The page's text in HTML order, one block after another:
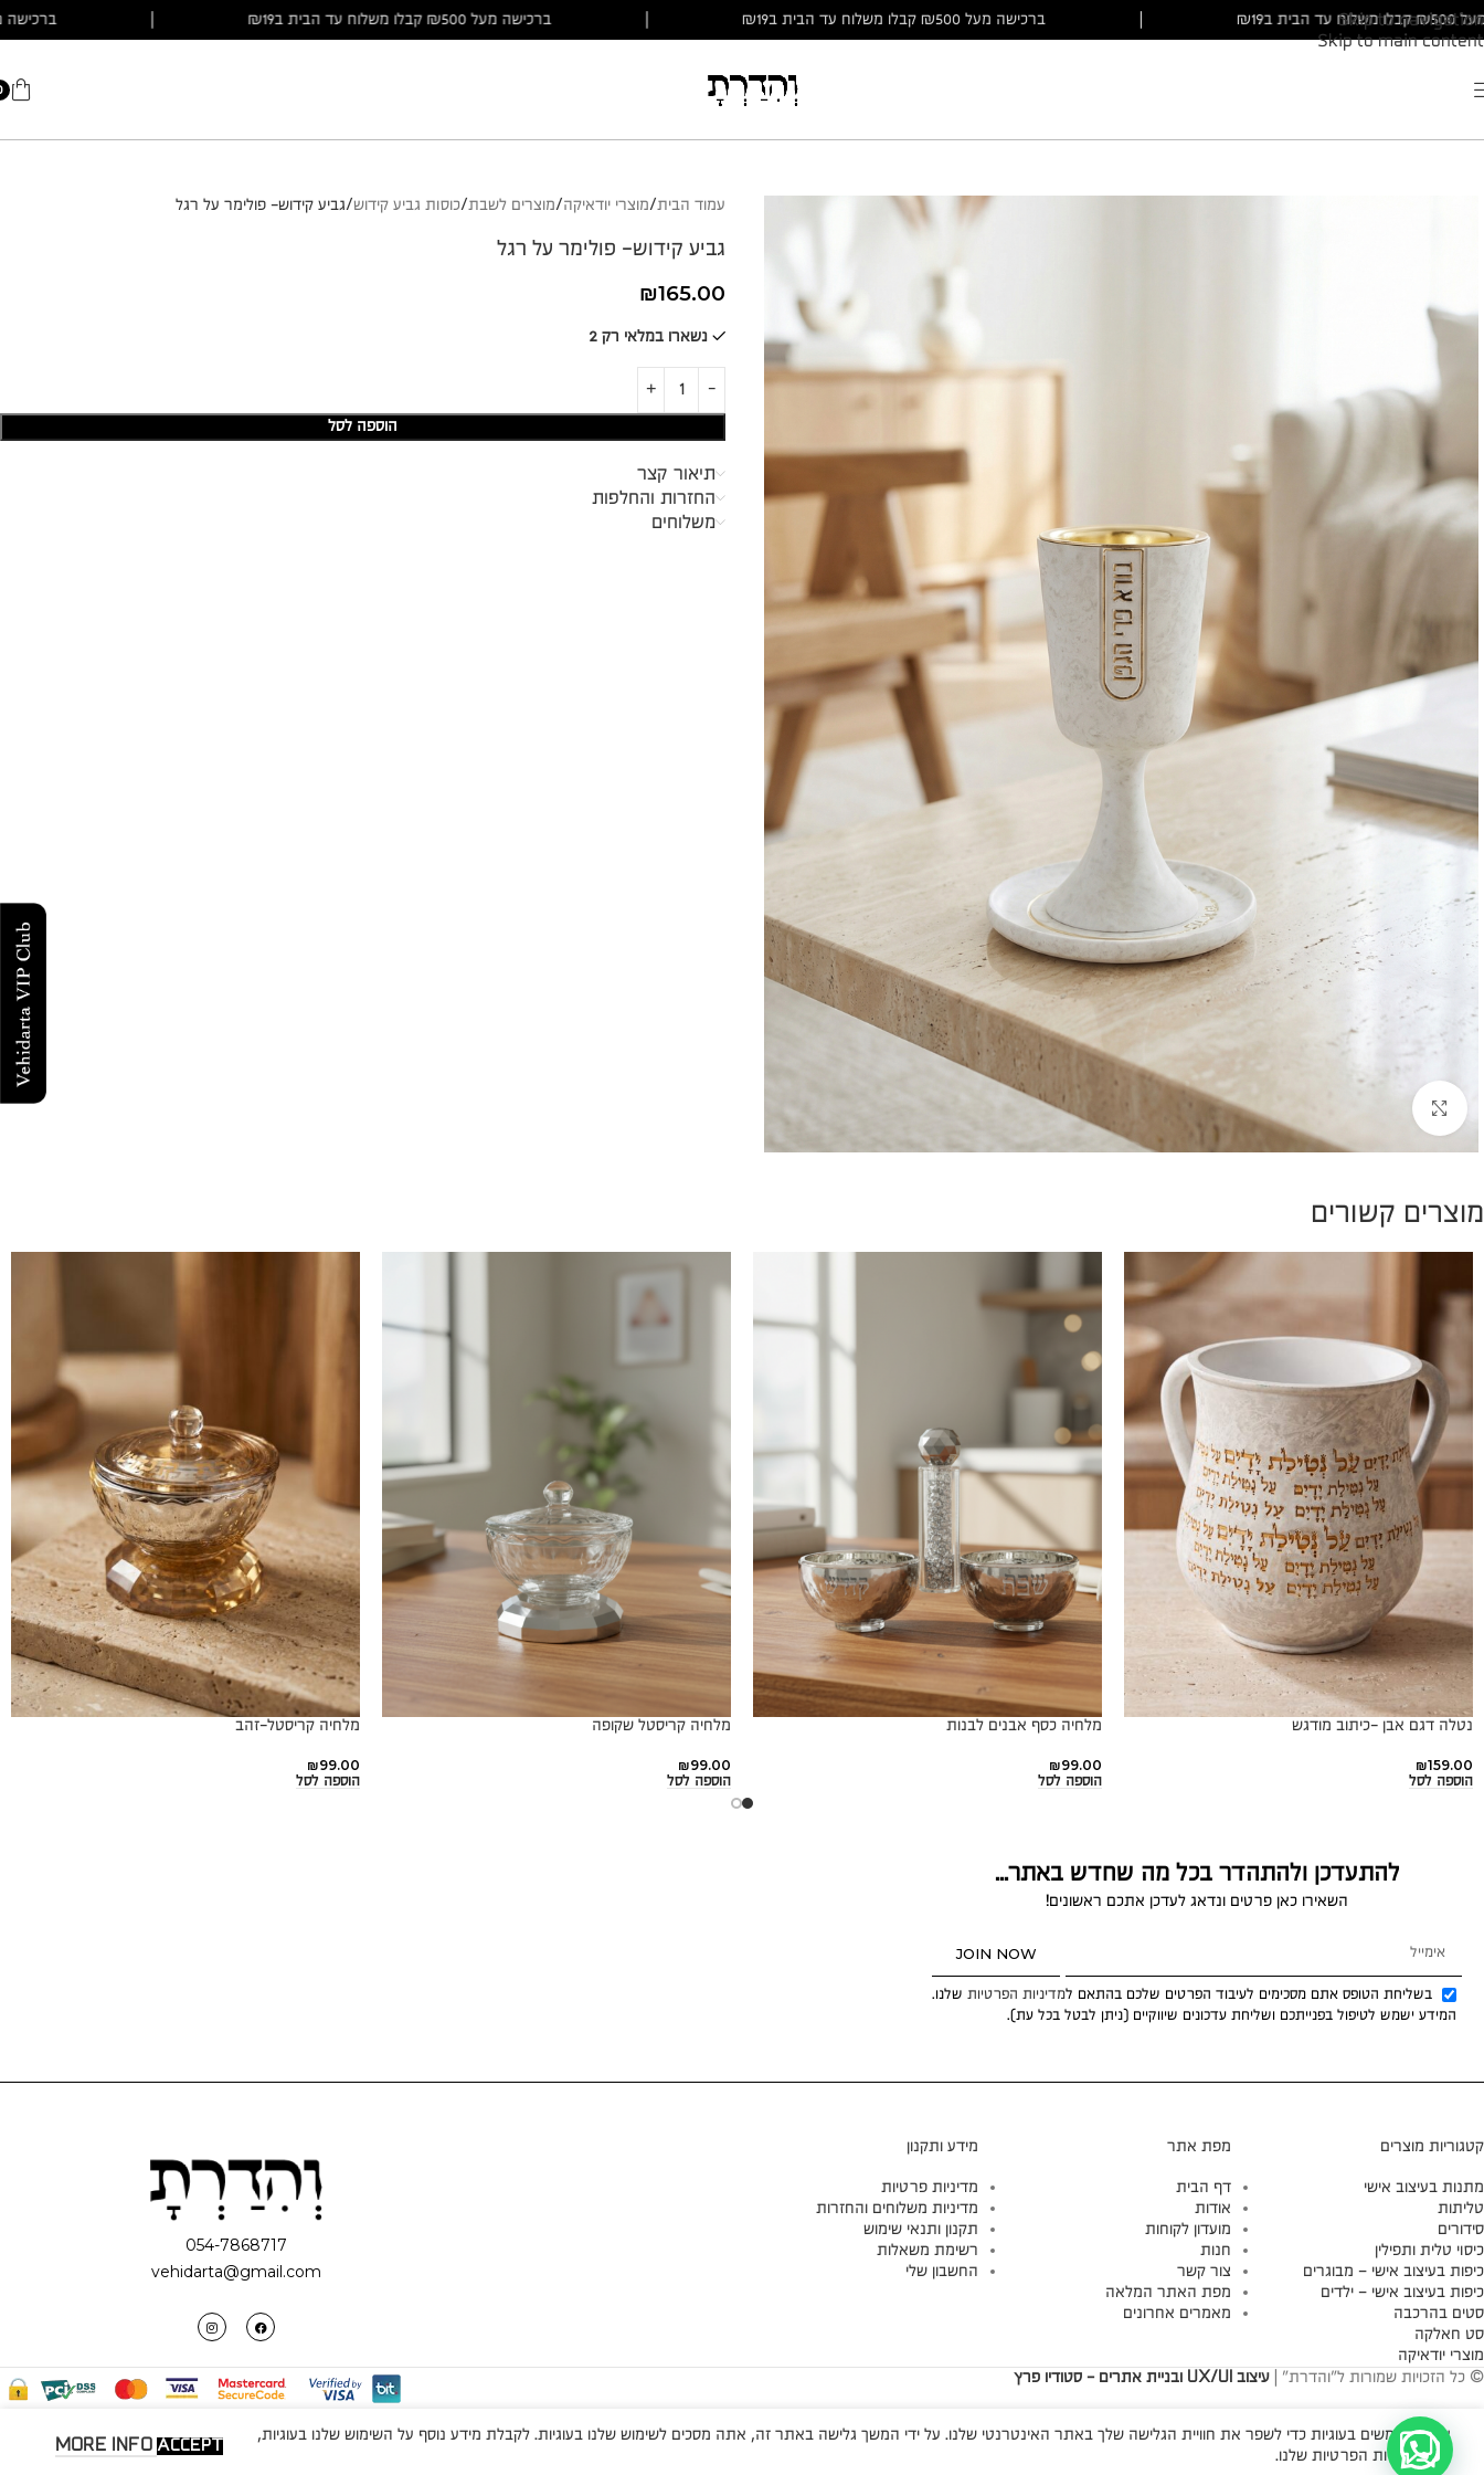
Skip to navigation
Skip to main content
ברכישה מעל ₪500 קבלו משלוח עד הבית ב₪19 ברכישה מעל ₪500 קבלו משלוח עד הבית ב₪19 ברכישה מעל ₪500 קבלו משלוח עד הבית ב₪19
עמוד הבית מוצרי יודאיקה מוצרים לשבת כוסות גביע קידוש גביע קידוש- פולימר על רגל
גביע קידוש- פולימר על רגל
₪165.00
נשארו במלאי רק 2
הוספה לסל
תיאור קצר
החזרות והחלפות
משלוחים
מוצרים קשורים
נטלה דגם אבן -כיתוב מודגש
₪159.00
הוספה לסל
מלחיה כסף אבנים לבנות
₪99.00
הוספה לסל
מלחיה קריסטל שקופה
₪99.00
הוספה לסל
מלחיה קריסטל-זהב
₪99.00
הוספה לסל
להתעדכן ולהתהדר בכל מה שחדש באתר...
השאירו כאן פרטים ונדאג לעדכן אתכם ראשונים!
בשליחת הטופס אתם מסכימים לעיבוד הפרטים שלכם בהתאם למדיניות הפרטיות שלנו.
המידע ישמש לטיפול בפנייתכם ושליחת עדכונים שיווקיים (ניתן לבטל בכל עת).
JOIN NOW
קטגוריות מוצרים
מתנות בעיצוב אישי
טליתות
סידורים
כיסוי טלית ותפילין
כיפות בעיצוב אישי – מבוגרים
כיפות בעיצוב אישי – ילדים
סטים בהרכבה
סט חאלקה
מוצרי יודאיקה
מפת אתר
דף הבית
אודות
מועדון לקוחות
חנות
צור קשר
מפת האתר המלאה
מאמרים אחרונים
מידע ותקנון
מדיניות פרטיות
מדיניות משלוחים והחזרות
תקנון ותנאי שימוש
רשימת משאלות
החשבון שלי
054-7868717
vehidarta@gmail.com
© כל הזכויות שמורות ל"והדרת" | עיצוב UX/UI ובניית אתרים - סטודיו פרץ
אנו משתמשים בעוגיות כדי לשפר את חוויית הגלישה שלך באתר האינטרנטי שלנו. על ידי המשך גלישה באתר זה, אתה מסכים לשימוש שלנו בעוגיות. לקבלת מידע נוסף על השימוש שלנו בעוגיות,
עיין במדיניות הפרטיות שלנו.
MORE INFO ACCEPT